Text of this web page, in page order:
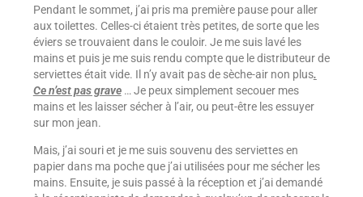
Pendant le sommet, j’ai pris ma première pause pour aller
aux toilettes. Celles-ci étaient très petites, de sorte que les
éviers se trouvaient dans le couloir. Je me suis lavé les
mains et puis je me suis rendu compte que le distributeur de
serviettes était vide. Il n’y avait pas de sèche-air non plus.
Ce n’est pas grave… Je peux simplement secouer mes
mains et les laisser sécher à l’air, ou peut-être les essuyer
sur mon jean.
Mais, j’ai souri et je me suis souvenu des serviettes en
papier dans ma poche que j’ai utilisées pour me sécher les
mains. Ensuite, je suis passé à la réception et j’ai demandé